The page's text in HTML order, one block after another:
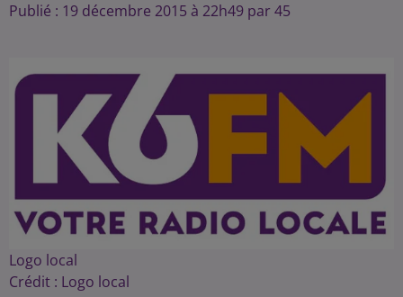
Publié : 19 décembre 2015 à 22h49 par 45
Logo local
Crédit : Logo local